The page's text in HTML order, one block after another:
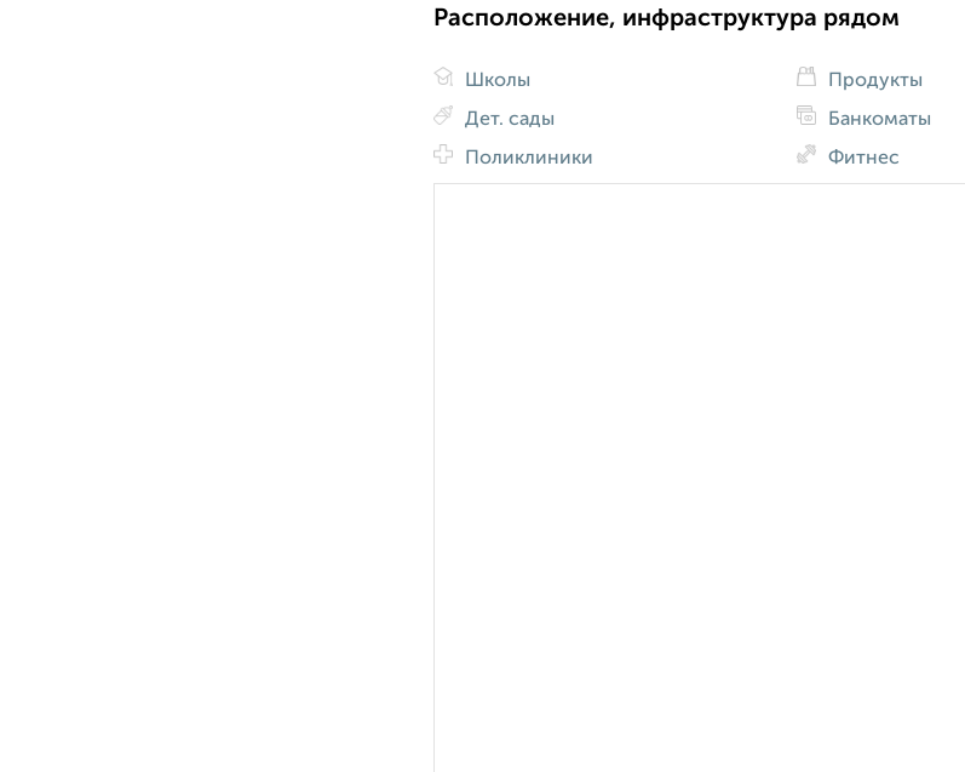
Расположение, инфраструктура рядом
Школы
Дет. сады
Поликлиники
Продукты
Банкоматы
Фитнес